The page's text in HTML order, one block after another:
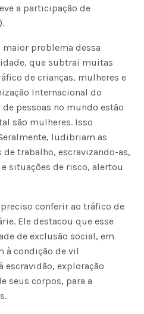
a participação de
maior problema dessa
que subtrai muitas
de crianças, mulheres e
Internacional do
pessoas no mundo estão
são mulheres. Isso
ludibriam as
trabalho, escravizando-as,
situações de risco, alertou
conferir ao tráfico de
Ele destacou que esse
de exclusão social, em
à condição de vil
exploração
seus corpos, para a